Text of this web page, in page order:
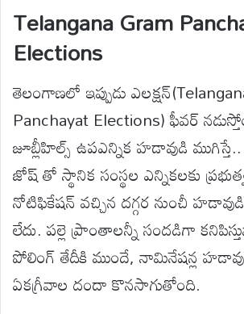
Telangana Gram
Elections
తెలంగాణలో ఇప్పుడు
Panchayat Elections) ఫీవర్
జూబ్లీహిల్స్ ఉపఎన్నిక హడావుడి
జోష్ తో స్థానిక సంస్థల ఎన్నికలకు
నోటిఫికేషన్ వచ్చిన దగ్గర నుంచీ
లేదు. పల్లె ప్రాంతాలన్నీ సందడిగా
పోలింగ్ తేదీకి ముందే, నామినేషన్ల
ఏకగ్రీవాల దందా కొనసాగుతోంది.